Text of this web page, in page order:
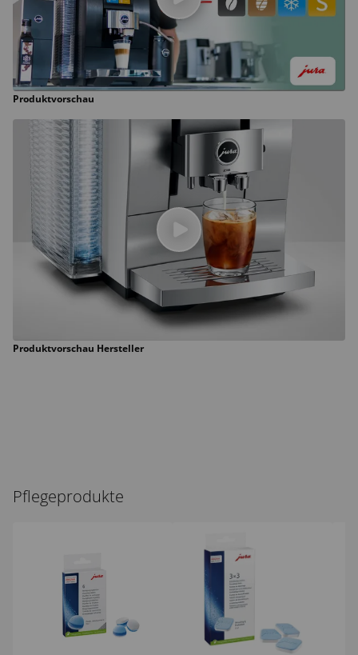
Produktvorschau
Produktvorschau Hersteller
Pflegeprodukte